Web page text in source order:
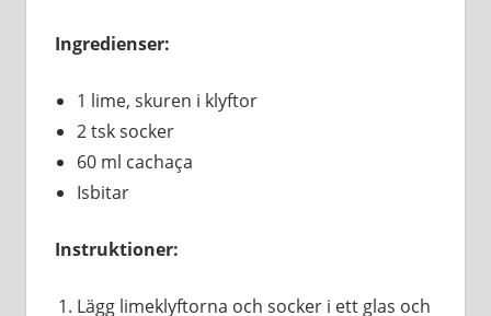
Ingredienser:
1 lime, skuren i klyftor
2 tsk socker
60 ml cachaça
Isbitar
Instruktioner:
Lägg limeklyftorna och socker i ett glas och